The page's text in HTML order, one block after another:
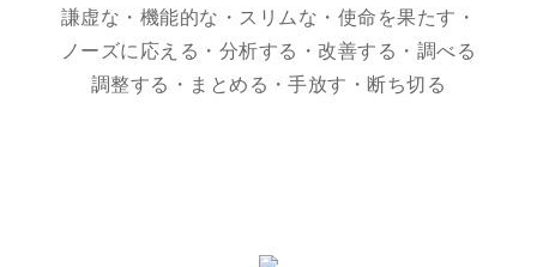
謙虚な・機能的な・スリムな・使命を果たす・
ノーズに応える・分析する・改善する・調べる
調整する・まとめる・手放す・断ち切る